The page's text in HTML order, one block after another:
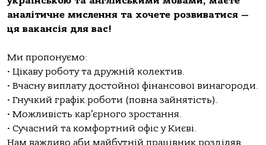
аналітичне мислення та хочете розвиватися —
ця вакансія для вас!
Ми пропонуємо:
• Цікаву роботу та дружній колектив.
• Вчасну виплату достойної фінансової винагороди.
• Гнучкий графік роботи (повна зайнятість).
• Можливість кар’єрного зростання.
• Сучасний та комфортний офіс у Києві.
Нам важливо аби майбутній працівник розділяв